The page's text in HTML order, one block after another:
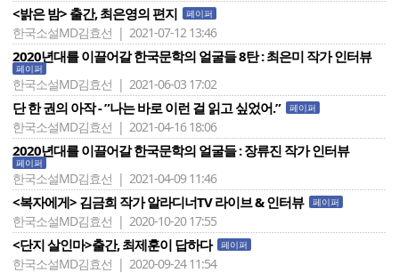
<밝은 밤> 출간, 최은영의 편지 페이퍼
한국소설MD김효선 | 2021-07-12 13:46
2020년대를 이끌어갈 한국문학의 얼굴들 8탄 : 최은미 작가 인터뷰
페이퍼
한국소설MD김효선 | 2021-06-03 17:02
단 한 권의 아작 - ”나는 바로 이런 걸 읽고 싶었어.” 페이퍼
한국소설MD김효선 | 2021-04-16 18:06
2020년대를 이끌어갈 한국문학의 얼굴들 : 장류진 작가 인터뷰
페이퍼
한국소설MD김효선 | 2021-04-09 11:46
<복자에게> 김금희 작가 알라디너TV 라이브 & 인터뷰 페이퍼
한국소설MD김효선 | 2020-10-20 17:55
<단지 살인마>출간, 최제훈이 답하다 페이퍼
한국소설MD김효선 | 2020-09-24 11:54